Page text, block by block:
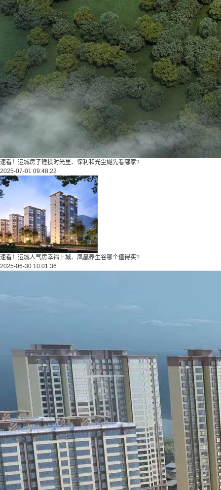
速看！运城房子建投时光里、保利和光尘樾先看哪家?
2025-07-01 09:48:22
速看！运城人气房幸福上城、凤凰养生谷哪个值得买?
2025-06-30 10:01:36